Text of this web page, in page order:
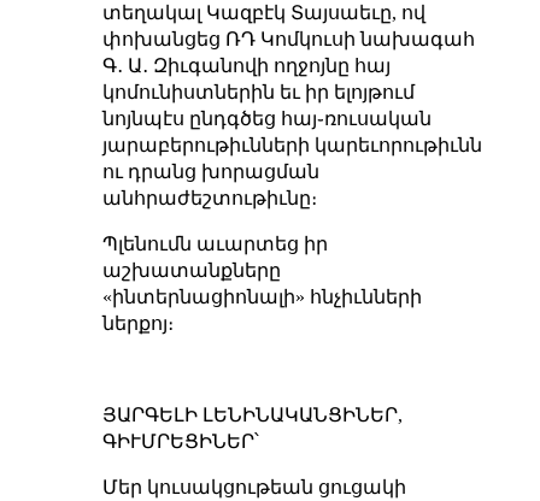
տեղակալ Կազբէկ Տայսաեւը, ով
փոխանցեց ՌԴ Կոմկուսի նախագահ
Գ․ Ա․ Զիւգանովի ողջոյնը հայ
կոմունիստներին եւ իր ելոյթում
նոյնպէս ընդգծեց հայ֊ռուսական
յարաբերութիւնների կարեւորութիւնն
ու դրանց խորացման
անհրաժեշտութիւնը։
Պլենումն աւարտեց իր
աշխատանքները
«ինտերնացիոնալի» հնչիւնների
ներքոյ։
ՅԱՐԳԵԼԻ ԼԵՆԻՆԱԿԱՆՑԻՆԵՐ,
ԳԻՒՄՐԵՑԻՆԵՐ՝
Մեր կուսակցութեան ցուցակի